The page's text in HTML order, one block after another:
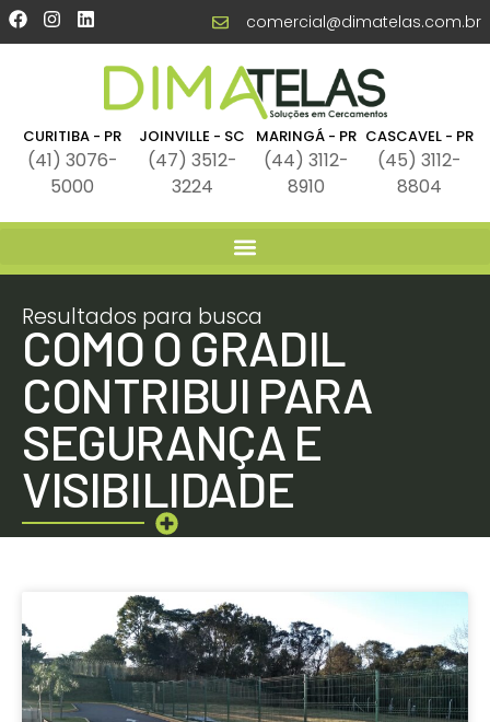
comercial@dimatelas.com.br
CURITIBA - PR
(41) 3076-
5000
JOINVILLE - SC
(47) 3512-
3224
MARINGÁ - PR
(44) 3112-
8910
CASCAVEL - PR
(45) 3112-
8804
Resultados para busca
COMO O GRADIL
CONTRIBUI PARA
SEGURANÇA E
VISIBILIDADE